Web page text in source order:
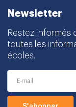
Newsletter
Restez informés
toutes les
écoles.